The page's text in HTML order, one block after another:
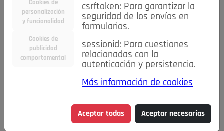
TODAS Deporte Bicicletas Deportes y Ocio
Electrodomésticos
Niños y Bebés Inmobiliaria Construcción y Reformas
Moda Accesorios Ropa Motor
Motor y Accesorios Motos Ocio
Cine, Libros y Música Coleccionismo Otros
Cookies de
personalización
y funcionalidad
Cookies de
publicidad
comportamental
csrftoken: Para garantizar la
seguridad de los envíos en
formularios.
sessionid: Para cuestiones
relacionadas con la
autenticación y persistencia.
Más información de cookies
Aceptar todas Aceptar necesarias